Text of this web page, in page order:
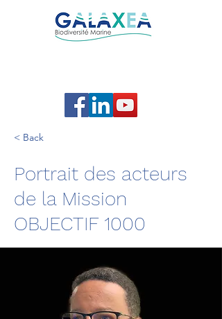
< Back
Portrait des acteurs
de la Mission
OBJECTIF 1000